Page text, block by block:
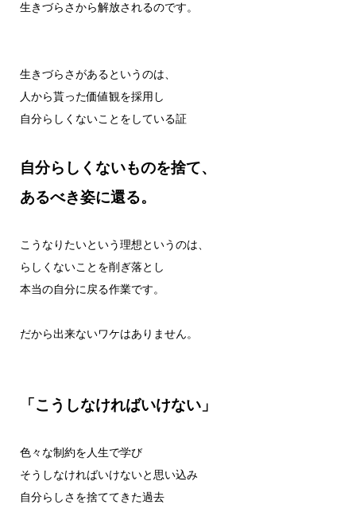
生きづらさから解放されるのです。
生きづらさがあるというのは、
人から貰った価値観を採用し
自分らしくないことをしている証
自分らしくないものを捨て、
あるべき姿に還る。
こうなりたいという理想というのは、
らしくないことを削ぎ落とし
本当の自分に戻る作業です。
だから出来ないワケはありません。
「こうしなければいけない」
色々な制約を人生で学び
そうしなければいけないと思い込み
自分らしさを捨ててきた過去